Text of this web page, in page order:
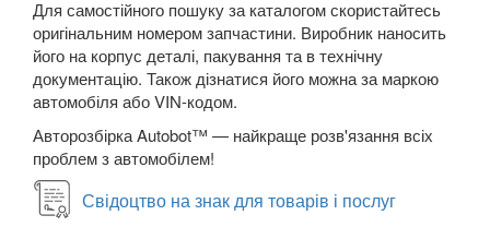
Q7 II (4M)
Q8 I
TT II (8J3, 8J9)
TT III (FV3, FV9)
Для самостійного пошуку за каталогом скористайтесь
оригінальним номером запчастини. Виробник наносить
його на корпус деталі, пакування та в технічну
документацію. Також дізнатися його можна за маркою
автомобіля або VIN-кодом.
Авторозбірка Autobot™ — найкраще розв'язання всіх
проблем з автомобілем!
Свідоцтво на знак для товарів і послуг